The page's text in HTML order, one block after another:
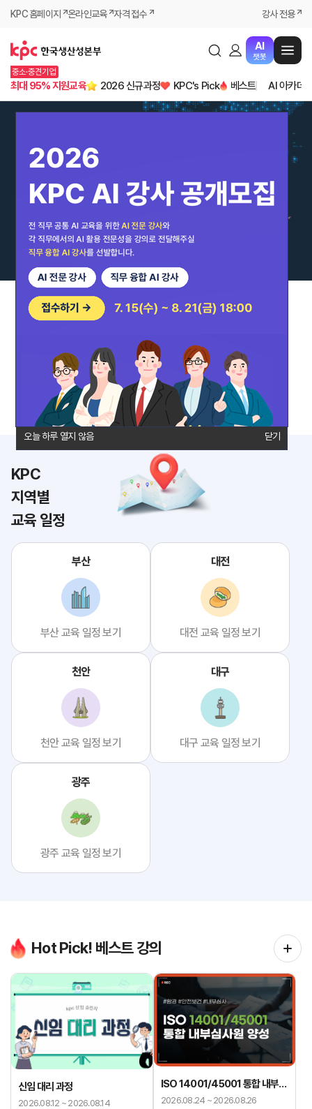
KPC 홈페이지 온라인교육 자격 접수 강사 전용
AI
챗봇
중소·중견기업
최대 95% 지원교육 2026 신규과정 KPC's Pick 베스트 AI 아카데
제휴숙소 담당자 연락처 오시는 길
KPC
지역별
교육 일정
부산
부산 교육 일정 보기
대전
대전 교육 일정 보기
천안
천안 교육 일정 보기
대구
대구 교육 일정 보기
광주
광주 교육 일정 보기
Hot Pick! 베스트 강의
신임 대리 과정
2026.08.12 ~ 2026.08.14
ISO 14001/45001 통합 내부심
사원 양성
2026.08.24 ~ 2026.08.26
오늘 하루 열지 않음 닫기
오늘 하루 열지 않음 닫기